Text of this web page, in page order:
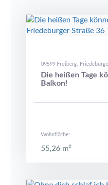
09599 Freiberg,
Die heißen Tage
Balkon!
Wohnfläche:
55,26 m²